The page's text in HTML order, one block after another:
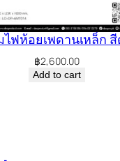
ไฟห้อยเพดานเหล็ก
฿2,600.00
Add to cart